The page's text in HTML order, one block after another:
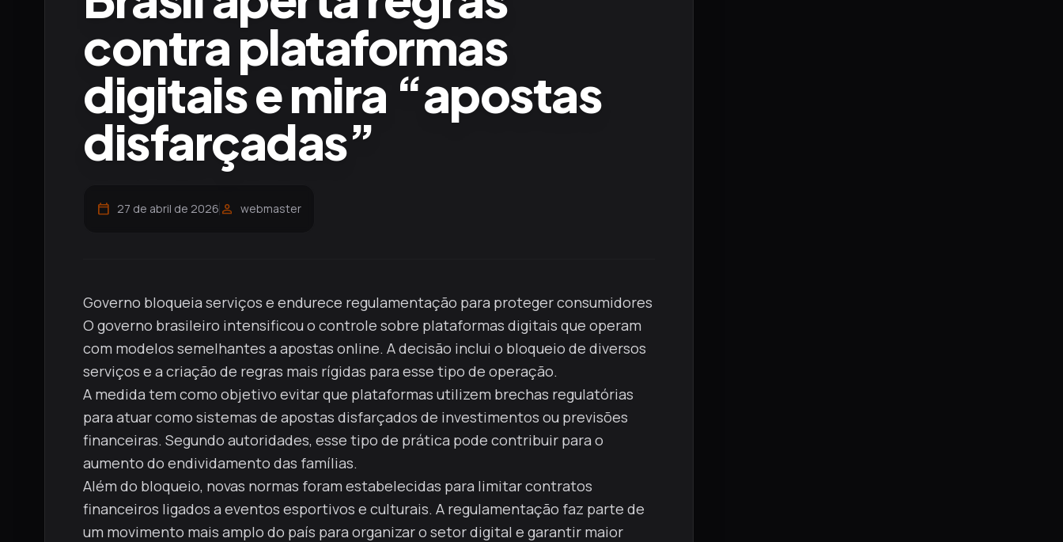
contra plataformas
digitais e mira “apostas
disfarçadas”
calendar_today 27 de abril de 2026 person webmaster
Governo bloqueia serviços e endurece regulamentação para proteger consumidores
O governo brasileiro intensificou o controle sobre plataformas digitais que operam
com modelos semelhantes a apostas online. A decisão inclui o bloqueio de diversos
serviços e a criação de regras mais rígidas para esse tipo de operação.
A medida tem como objetivo evitar que plataformas utilizem brechas regulatórias
para atuar como sistemas de apostas disfarçados de investimentos ou previsões
financeiras. Segundo autoridades, esse tipo de prática pode contribuir para o
aumento do endividamento das famílias.
Além do bloqueio, novas normas foram estabelecidas para limitar contratos
financeiros ligados a eventos esportivos e culturais. A regulamentação faz parte de
um movimento mais amplo do país para organizar o setor digital e garantir maior